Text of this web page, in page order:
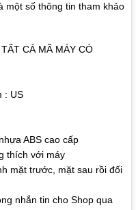
một số thông tin tham khảo
CẢ MÃ MÁY CÓ
: US
ABS cao cấp
thích với máy
mặt trước, mặt sau rồi đối
nhắn tin cho Shop qua